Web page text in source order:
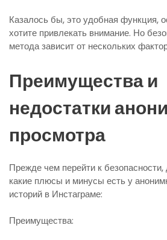
Казалось бы, это удобная функция,
хотите привлекать внимание. Но
метода зависит от нескольких
Преимущества и
недостатки
просмотра
Прежде чем перейти к
какие плюсы и минусы есть у
историй в Инстаграме:
Преимущества: